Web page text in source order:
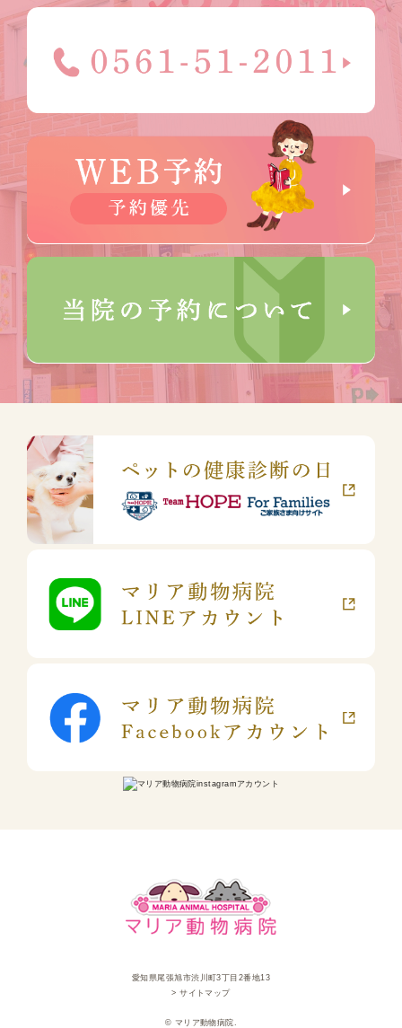
愛知県尾張旭市渋川町3丁目2番地13
> サイトマップ
© マリア動物病院.